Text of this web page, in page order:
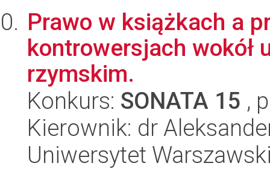
Prawo w książkach a
kontrowersjach wokół
rzymskim.
Konkurs: SONATA 15 ,
Kierownik: dr
Uniwersytet